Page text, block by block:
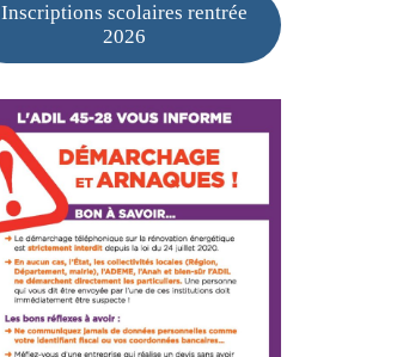
Inscriptions scolaires rentrée
2026